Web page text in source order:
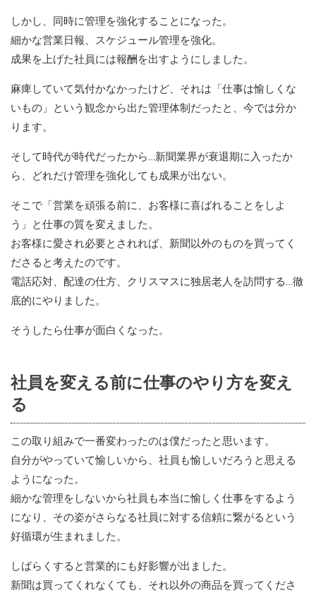
しかし、同時に管理を強化することになった。
細かな営業日報、スケジュール管理を強化。
成果を上げた社員には報酬を出すようにしました。
麻痺していて気付かなかったけど、それは「仕事は愉しくな
いもの」という観念から出た管理体制だったと、今では分か
ります。
そして時代が時代だったから…新聞業界が衰退期に入ったか
ら、どれだけ管理を強化しても成果が出ない。
そこで「営業を頑張る前に、お客様に喜ばれることをしよ
う」と仕事の質を変えました。
お客様に愛され必要とされれば、新聞以外のものを買ってく
ださると考えたのです。
電話応対、配達の仕方、クリスマスに独居老人を訪問する…徹
底的にやりました。
そうしたら仕事が面白くなった。
社員を変える前に仕事のやり方を変え
る
この取り組みで一番変わったのは僕だったと思います。
自分がやっていて愉しいから、社員も愉しいだろうと思える
ようになった。
細かな管理をしないから社員も本当に愉しく仕事をするよう
になり、その姿がさらなる社員に対する信頼に繋がるという
好循環が生まれました。
しばらくすると営業的にも好影響が出ました。
新聞は買ってくれなくても、それ以外の商品を買ってくださ